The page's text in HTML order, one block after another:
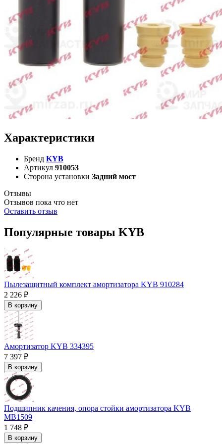
Характеристики
Бренд KYB
Артикул 910053
Сторона установки Задний мост
Отзывы
Отзывов пока что нет
Оставить отзыв
Популярные товары KYB
Пылезащитный комплект амортизатора KYB 910284
2 226 ₽
В корзину
Амортизатор KYB 334395
7 397 ₽
В корзину
Подшипник качения, опора стойки амортизатора KYB
MB1509
1 748 ₽
В корзину